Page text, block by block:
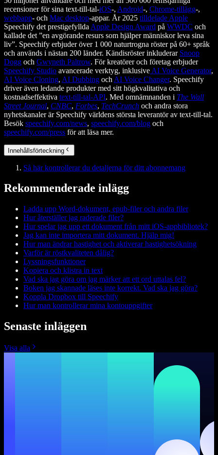
recensioner för sina text-till-tal-iOS-, Android-, Chrome-tillägg-,
webbapp- och Mac desktop-appar. År 2025 tilldelade Apple
Speechify det prestigefyllda Apple Design Award på WWDC och
kallade det ”en avgörande resurs som hjälper människor leva sina
liv”. Speechify erbjuder över 1 000 naturtrogna röster på 60+ språk
och används i nästan 200 länder. Kändisröster inkluderar Snoop
Dogg och Gwyneth Paltrow. För kreatörer och företag erbjuder
Speechify Studio avancerade verktyg, inklusive AI Voice Generator,
AI Voice Cloning, AI Dubbing och AI Voice Changer. Speechify
driver även ledande produkter med sitt högkvalitativa och
kostnadseffektiva text-till-tal-API. Med omnämnanden i The Wall
Street Journal, CNBC, Forbes, TechCrunch och andra stora
nyhetskanaler är Speechify världens största leverantör av text-till-tal.
Besök speechify.com/news, speechify.com/blog och
speechify.com/press för att läsa mer.
Innehållsförteckning
Så här kontrollerar du detaljerna för ditt abonnemang
Rekommenderade inlägg
Ladda upp Word-dokument, epub-filer och andra filer
Hur återställer jag raderade filer?
Hur spelar jag upp ett dokument från mitt iOS-appbibliotek?
Jag kan inte importera mitt dokument. Hjälp mig!
Hur man ändrar hastighet och aktiverar hastighetsökning
Varför är röstkvaliteten dålig?
Lyssningsfunktioner
Kopiera och klistra in text
Vad ska jag göra om jag märker att ett ord uttalas fel?
Boken jag skannade läses inte korrekt. Vad ska jag göra?
Koppla Dropbox till Speechify
Hur man kontrollerar mina kontouppgifter
Senaste inläggen
Visa alla